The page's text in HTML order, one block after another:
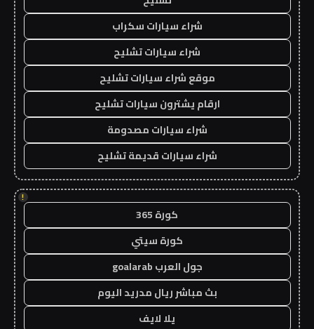
شراء سيارات سكراب
شراء سيارات تشليح
موقع شراء سيارات تشليح
ارقام يشترون سيارات تشليح
شراء سيارات مصدومة
شراء سيارات قديمة تشليح
!
كورة 365
كورة سيتي
جول العرب goalarab
بث مباشر ريال مدريد اليوم
يلا لايف